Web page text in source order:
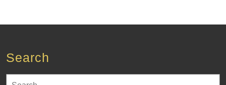
Search